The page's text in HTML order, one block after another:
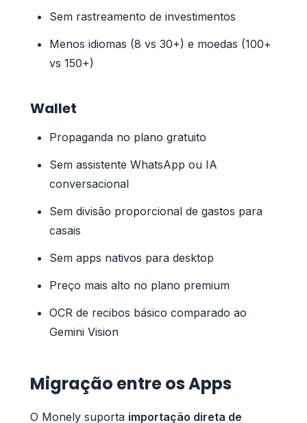
Sem rastreamento de investimentos
Menos idiomas (8 vs 30+) e moedas (100+
vs 150+)
Wallet
Propaganda no plano gratuito
Sem assistente WhatsApp ou IA
conversacional
Sem divisão proporcional de gastos para
casais
Sem apps nativos para desktop
Preço mais alto no plano premium
OCR de recibos básico comparado ao
Gemini Vision
Migração entre os Apps
O Monely suporta importação direta de